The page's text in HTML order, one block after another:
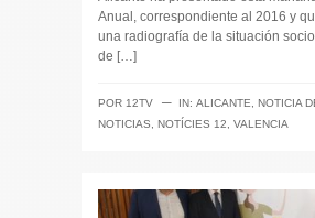
Anual, correspondiente al 2016 y
una radiografía de la situación
de […]
POR 12TV ─ IN: ALICANTE NOTICIA
NOTICIAS
NOTÍCIES 12 VALENCIA